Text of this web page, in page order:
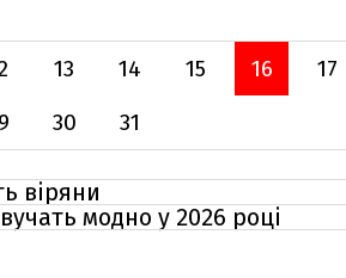
13 14 15 16
17
30 31
віряни
модно у 2026 році